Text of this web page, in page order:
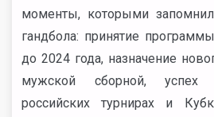
моменты, которыми
гандбола: принятие
до 2024 года, назначение
мужской сборной, успех
российских турнирах и